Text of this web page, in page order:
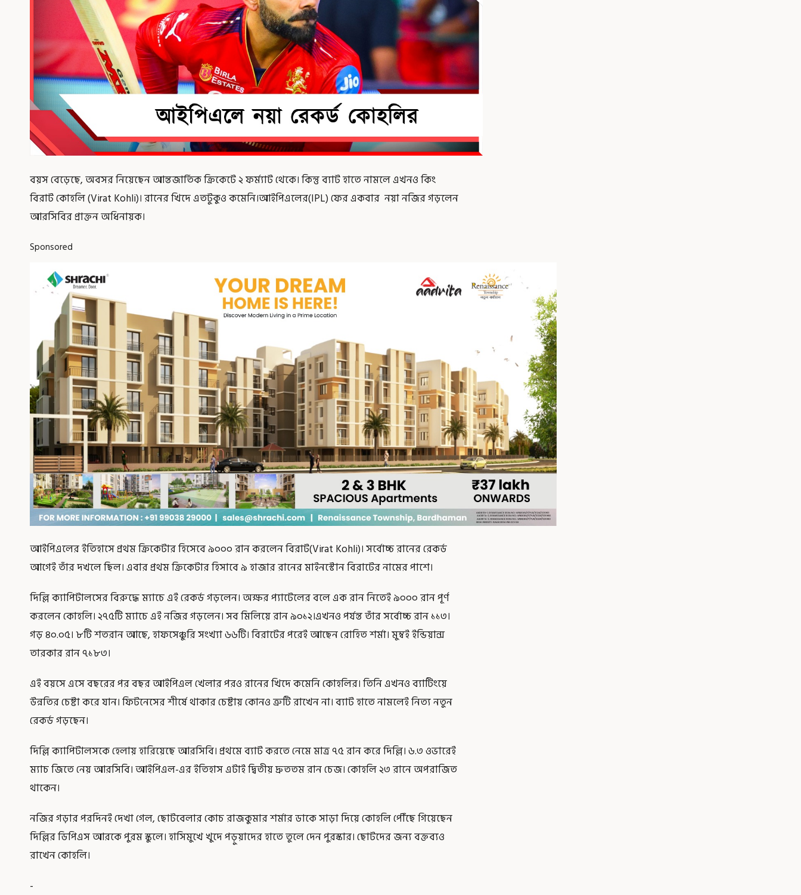
বয়স বেড়েছে, অবসর নিয়েছেন আন্তজার্তিক ক্রিকেটে ২ ফর্ম্যাট থেকে। কিন্তু ব্যাট হাতে নামলে এখনও কিং
বিরাট কোহলি (Virat Kohli)। রানের খিদে এতটুকুও কমেনি।আইপিএলের(IPL) ফের একবার নয়া নজির গড়লেন
আরসিবির প্রাক্তন অধিনায়ক।
Sponsored
আইপিএলের ইতিহাসে প্রথম ক্রিকেটার হিসেবে ৯০০০ রান করলেন বিরাট(Virat Kohli)। সর্বোচ্চ রানের রেকর্ড
আগেই তাঁর দখলে ছিল। এবার প্রথম ক্রিকেটার হিসাবে ৯ হাজার রানের মাইনস্টোন বিরাটের নামের পাশে।
দিল্লি ক্যাপিটালসের বিরুদ্ধে ম্যাচে এই রেকর্ড গড়লেন। অক্ষর প্যাটেলের বলে এক রান নিতেই ৯০০০ রান পূর্ণ
করলেন কোহলি। ২৭৫টি ম্যাচে এই নজির গড়লেন। সব মিলিয়ে রান ৯০১২।এখনও পর্যন্ত তাঁর সর্বোচ্চ রান ১১৩।
গড় ৪০.০৫। ৮টি শতরান আছে, হাফসেঞ্চুরি সংখ্যা ৬৬টি। বিরাটের পরেই আছেন রোহিত শর্মা। মুম্বই ইন্ডিয়ান্স
তারকার রান ৭১৮৩।
এই বয়সে এসে বছরের পর বছর আইপিএল খেলার পরও রানের খিদে কমেনি কোহলির। তিনি এখনও ব্যাটিংয়ে
উন্নতির চেষ্টা করে যান। ফিটনেসের শীর্ষে থাকার চেষ্টায় কোনও ত্রুটি রাখেন না। ব্যাট হাতে নামলেই নিত্য নতুন
রেকর্ড গড়ছেন।
দিল্লি ক্যাপিটালসকে হেলায় হারিয়েছে আরসিবি। প্রথমে ব্যাট করতে নেমে মাত্র ৭৫ রান করে দিল্লি। ৬.৩ ওভারেই
ম্যাচ জিতে নেয় আরসিবি। আইপিএল-এর ইতিহাস এটাই দ্বিতীয় দ্রুততম রান চেজ। কোহলি ২৩ রানে অপরাজিত
থাকেন।
নজির গড়ার পরদিনই দেখা গেল, ছোটবেলার কোচ রাজকুমার শর্মার ডাকে সাড়া দিয়ে কোহলি পৌঁছে গিয়েছেন
দিল্লির ডিপিএস আরকে পুরম স্কুলে। হাসিমুখে খুদে পড়ুয়াদের হাতে তুলে দেন পুরস্কার। ছোটদের জন্য বক্তব্যও
রাখেন কোহলি।
-